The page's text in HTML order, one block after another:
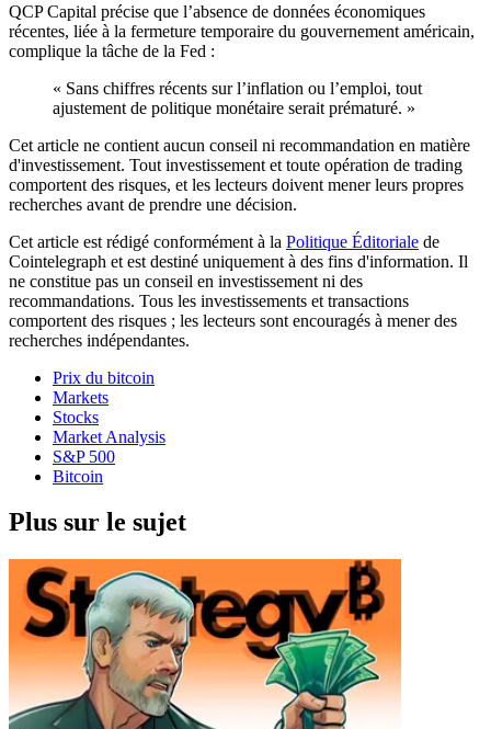
QCP Capital précise que l’absence de données économiques
récentes, liée à la fermeture temporaire du gouvernement américain,
complique la tâche de la Fed :
« Sans chiffres récents sur l’inflation ou l’emploi, tout
ajustement de politique monétaire serait prématuré. »
Cet article ne contient aucun conseil ni recommandation en matière
d'investissement. Tout investissement et toute opération de trading
comportent des risques, et les lecteurs doivent mener leurs propres
recherches avant de prendre une décision.
Cet article est rédigé conformément à la Politique Éditoriale de
Cointelegraph et est destiné uniquement à des fins d'information. Il
ne constitue pas un conseil en investissement ni des
recommandations. Tous les investissements et transactions
comportent des risques ; les lecteurs sont encouragés à mener des
recherches indépendantes.
Prix du bitcoin
Markets
Stocks
Market Analysis
S&P 500
Bitcoin
Plus sur le sujet